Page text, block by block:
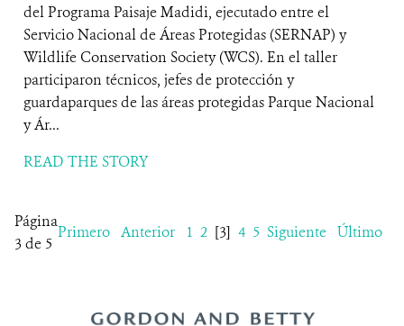
del Programa Paisaje Madidi, ejecutado entre el
Servicio Nacional de Áreas Protegidas (SERNAP) y
Wildlife Conservation Society (WCS). En el taller
participaron técnicos, jefes de protección y
guardaparques de las áreas protegidas Parque Nacional
y Ár...
READ THE STORY
Página
3 de 5
Primero Anterior 1 2 [3] 4 5 Siguiente Último